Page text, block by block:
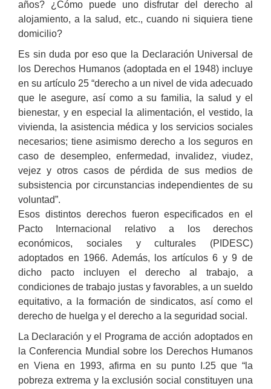
años? ¿Cómo puede uno disfrutar del derecho al
alojamiento, a la salud, etc., cuando ni siquiera tiene
domicilio?
Es sin duda por eso que la Declaración Universal de
los Derechos Humanos (adoptada en el 1948) incluye
en su artículo 25 “derecho a un nivel de vida adecuado
que le asegure, así como a su familia, la salud y el
bienestar, y en especial la alimentación, el vestido, la
vivienda, la asistencia médica y los servicios sociales
necesarios; tiene asimismo derecho a los seguros en
caso de desempleo, enfermedad, invalidez, viudez,
vejez y otros casos de pérdida de sus medios de
subsistencia por circunstancias independientes de su
voluntad”.
Esos distintos derechos fueron especificados en el
Pacto Internacional relativo a los derechos
económicos, sociales y culturales (PIDESC)
adoptados en 1966. Además, los artículos 6 y 9 de
dicho pacto incluyen el derecho al trabajo, a
condiciones de trabajo justas y favorables, a un sueldo
equitativo, a la formación de sindicatos, así como el
derecho de huelga y el derecho a la seguridad social.
La Declaración y el Programa de acción adoptados en
la Conferencia Mundial sobre los Derechos Humanos
en Viena en 1993, afirma en su punto I.25 que “la
pobreza extrema y la exclusión social constituyen una